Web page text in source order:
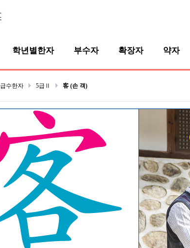
학년별한자 부수자 확장자 약자
급수한자 5급Ⅱ 客 (손 객)